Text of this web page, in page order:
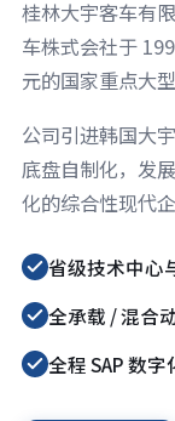
桂林大宇客车有
车株式会社于
元的国家重点大
公司引进韩国大
底盘自制化，发
化的综合性现代
省级技术中心
全承载 / 混合
全程 SAP 数